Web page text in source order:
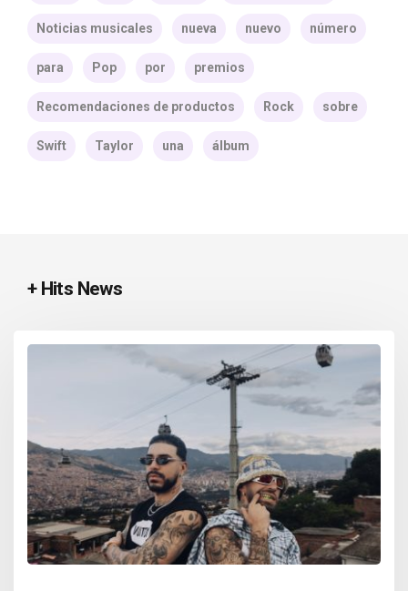
Noticias musicales nueva nuevo número
para Pop por premios
Recomendaciones de productos Rock sobre
Swift Taylor una álbum
+ Hits News